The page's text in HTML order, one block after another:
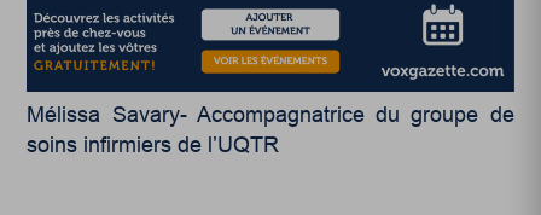
Mélissa Savary- Accompagnatrice du groupe de
soins infirmiers de l’UQTR